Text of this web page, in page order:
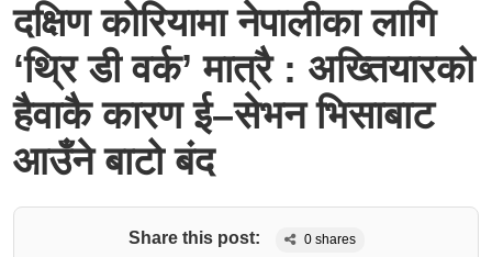
दक्षिण कोरियामा नेपालीका लागि
‘थ्रि डी वर्क’ मात्रै : अख्तियारको
हैवाकै कारण ई–सेभन भिसाबाट
आउँने बाटो बंद
Share this post: 0 shares